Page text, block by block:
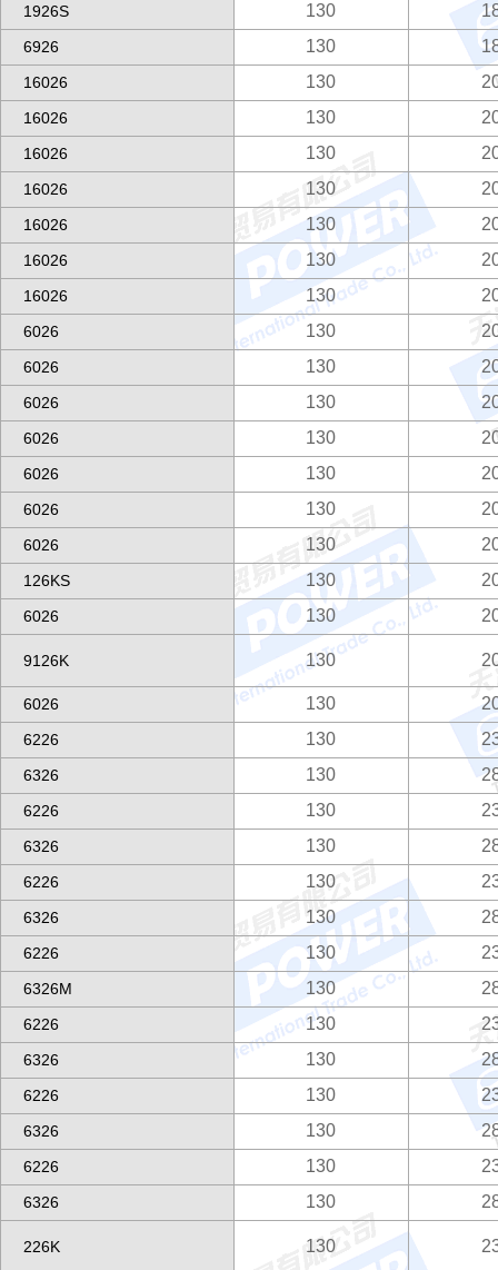
1926S 130
6926 130
16026 130
16026 130
16026 130
16026 130
16026 130
16026 130
16026 130
6026 130
6026 130
6026 130
6026 130
6026 130
6026 130
6026 130
126KS 130
6026 130
9126K 130
6026 130
6226 130
6326 130
6226 130
6326 130
6226 130
6326 130
6226 130
6326M 130
6226 130
6326 130
6226 130
6326 130
6226 130
6326 130
226K 130